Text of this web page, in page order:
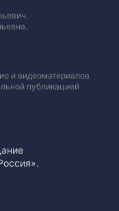
и видеоматериалов
публикацией